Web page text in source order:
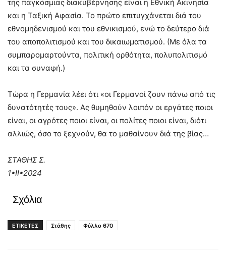
της παγκόσμιας διακυβέρνησης είναι η Εθνική Ακινησία
και η Ταξική Αφασία. Το πρώτο επιτυγχάνεται διά του
εθνομηδενισμού και του εθνικισμού, ενώ το δεύτερο διά
του αποπολιτισμού και του δικαιωματισμού. (Με όλα τα
συμπαρομαρτούντα, πολιτική ορθότητα, πολυπολιτισμό
και τα συναφή.)
Τώρα η Γερμανία λέει ότι «οι Γερμανοί ζουν πάνω από τις
δυνατότητές τους». Ας θυμηθούν λοιπόν οι εργάτες ποιοι
είναι, οι αγρότες ποιοι είναι, οι πολίτες ποιοι είναι, διότι
αλλιώς, όσο το ξεχνούν, θα το μαθαίνουν διά της βίας…
ΣΤΑΘΗΣ Σ.
1•II•2024
Σχόλια
ΕΤΙΚΕΤΕΣ Στάθης Φύλλο 670